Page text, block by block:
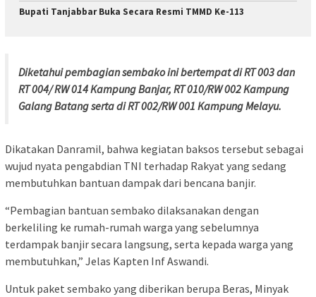
Bupati Tanjabbar Buka Secara Resmi TMMD Ke-113
Diketahui pembagian sembako ini bertempat di RT 003 dan
RT 004/ RW 014 Kampung Banjar, RT 010/RW 002 Kampung
Galang Batang serta di RT 002/RW 001 Kampung Melayu.
Dikatakan Danramil, bahwa kegiatan baksos tersebut sebagai
wujud nyata pengabdian TNI terhadap Rakyat yang sedang
membutuhkan bantuan dampak dari bencana banjir.
“Pembagian bantuan sembako dilaksanakan dengan
berkeliling ke rumah-rumah warga yang sebelumnya
terdampak banjir secara langsung, serta kepada warga yang
membutuhkan,” Jelas Kapten Inf Aswandi.
Untuk paket sembako yang diberikan berupa Beras, Minyak